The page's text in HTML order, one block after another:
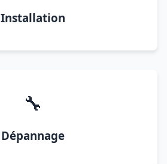
Installation
🔧
Dépannage